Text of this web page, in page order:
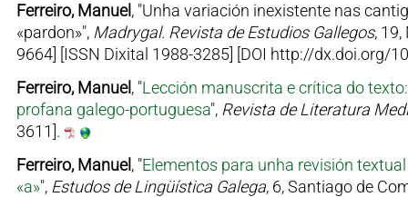
Ferreiro, Manuel, "Unha variación inexistente nas
«pardon»", Madrygal. Revista de Estudios Gallegos, 19,
9664] [ISSN Dixital 1988-3285] [DOI http://dx.doi.org/
Ferreiro, Manuel, "Lección manuscrita e crítica do
profana galego-portuguesa", Revista de Literatura
3611].
Ferreiro, Manuel, "Elementos para unha revisión
«a»", Estudos de Lingüística Galega, 6, Santiago de